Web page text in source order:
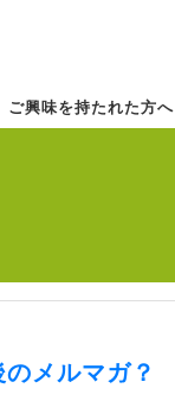
ご興味を持たれた方へ
メルマガ？